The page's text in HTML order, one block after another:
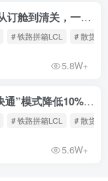
【行业干货】铁路拼柜LCL操作全指南：从订舱到清关，一文读懂
# 铁路拼箱LCL # 散货铁
5.8W+
2026中欧班列“内卷”实录：如何用“铁路快通”模式降低10%物流成本？
# 铁路拼箱LCL # 散货铁
5.6W+